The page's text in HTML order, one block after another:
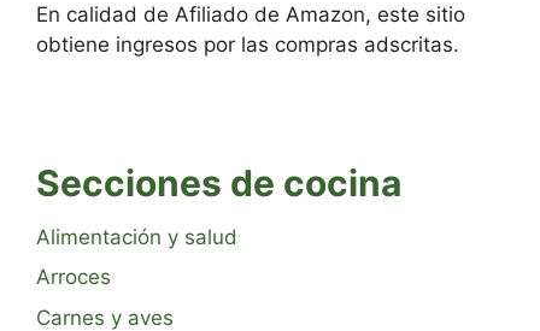
En calidad de Afiliado de Amazon, este sitio
obtiene ingresos por las compras adscritas.
Secciones de cocina
Alimentación y salud
Arroces
Carnes y aves